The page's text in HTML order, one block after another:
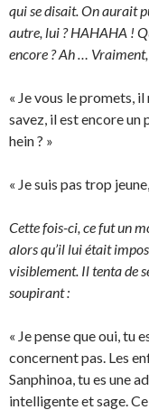
qui se disait. On aurait
autre, lui ? HAHAHA !
encore ? Ah … Vraiment,
« Je vous le promets,
savez, il est encore un
hein ? »
« Je suis pas trop
Cette fois-ci, ce fut un
alors qu’il lui était
visiblement. Il tenta de
soupirant :
« Je pense que oui, tu
concernent pas. Les
Sanphinoa, tu es une
intelligente et sage.